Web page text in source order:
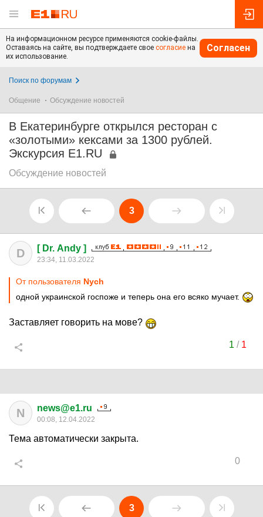
На информационном ресурсе применяются cookie-файлы.
Оставаясь на сайте, вы подтверждаете свое согласие на
их использование.
Согласен
Поиск по форумам
Общение Обсуждение новостей
В Екатеринбурге открылся ресторан с
«золотыми» кексами за 1300 рублей.
Экскурсия E1.RU
Обсуждение новостей
3
D [ Dr. Andy ]
23:34, 11.03.2022
От пользователя Nych
одной украинской госпоже и теперь она его всяко мучает.
Заставляет говорить на мове?
1 / 1
N news@e1.ru
00:08, 12.04.2022
Тема автоматически закрыта.
0
3